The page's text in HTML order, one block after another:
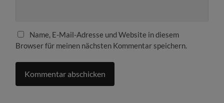
Name, E-Mail-Adresse und Website in diesem
Browser für meinen nächsten Kommentar speichern.